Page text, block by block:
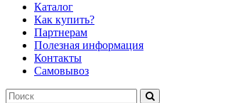
Каталог
Как купить?
Партнерам
Полезная информация
Контакты
Самовывоз